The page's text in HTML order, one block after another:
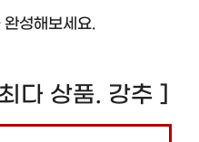
성해보세요.
다 상품. 강추 ]